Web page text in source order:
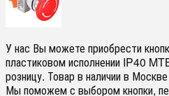
У нас Вы можете приобрести
пластиковом исполнении IP40
розницу. Товар в наличии в
Мы поможем с выбором кнопки,